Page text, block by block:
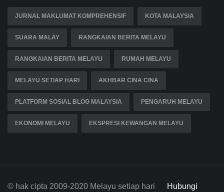
JURNAL MAKLUMAT KOMPREHENSIF KOTA MALAYSIA
SUARA MALAY RANGKAIAN BERITA MELAYU
RANGKAIAN BERITA MELAYU RUMAH MELAYU
MELAYU SETIAP HARI AKHBAR CINA CINA
PLATFORM SOSIAL BLOG MALAYSIA PENGARUH MELAYU
EKONOMI MELAYU EKSPRESI KEWANGAN MELAYU
© hak cipta 2009-2020 Melayu setiap hari Hubungi